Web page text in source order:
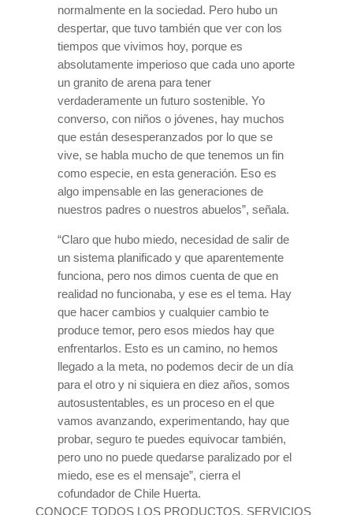
normalmente en la sociedad. Pero hubo un
despertar, que tuvo también que ver con los
tiempos que vivimos hoy, porque es
absolutamente imperioso que cada uno aporte
un granito de arena para tener
verdaderamente un futuro sostenible. Yo
converso, con niños o jóvenes, hay muchos
que están desesperanzados por lo que se
vive, se habla mucho de que tenemos un fin
como especie, en esta generación. Eso es
algo impensable en las generaciones de
nuestros padres o nuestros abuelos”, señala.
“Claro que hubo miedo, necesidad de salir de
un sistema planificado y que aparentemente
funciona, pero nos dimos cuenta de que en
realidad no funcionaba, y ese es el tema. Hay
que hacer cambios y cualquier cambio te
produce temor, pero esos miedos hay que
enfrentarlos. Esto es un camino, no hemos
llegado a la meta, no podemos decir de un día
para el otro y ni siquiera en diez años, somos
autosustentables, es un proceso en el que
vamos avanzando, experimentando, hay que
probar, seguro te puedes equivocar también,
pero uno no puede quedarse paralizado por el
miedo, ese es el mensaje”, cierra el
cofundador de Chile Huerta.
CONOCE TODOS LOS PRODUCTOS, SERVICIOS